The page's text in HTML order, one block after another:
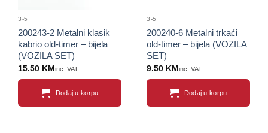
3-5
200243-2 Metalni klasik
kabrio old-timer – bijela
(VOZILA SET)
15.50 KM inc. VAT
Dodaj u korpu
3-5
200240-6 Metalni trkaći
old-timer – bijela (VOZILA
SET)
9.50 KM inc. VAT
Dodaj u korpu